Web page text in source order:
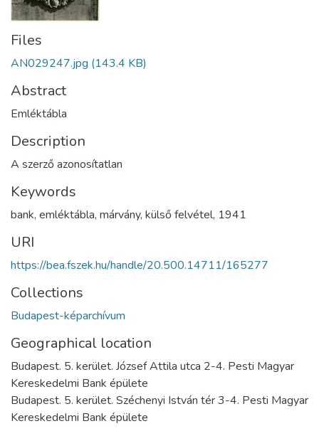
Files
AN029247.jpg (143.4 KB)
Abstract
Emléktábla
Description
A szerző azonosítatlan
Keywords
bank, emléktábla, márvány, külső felvétel, 1941
URI
https://bea.fszek.hu/handle/20.500.14711/165277
Collections
Budapest-képarchívum
Geographical location
Budapest. 5. kerület. József Attila utca 2-4. Pesti Magyar
Kereskedelmi Bank épülete
Budapest. 5. kerület. Széchenyi István tér 3-4. Pesti Magyar
Kereskedelmi Bank épülete